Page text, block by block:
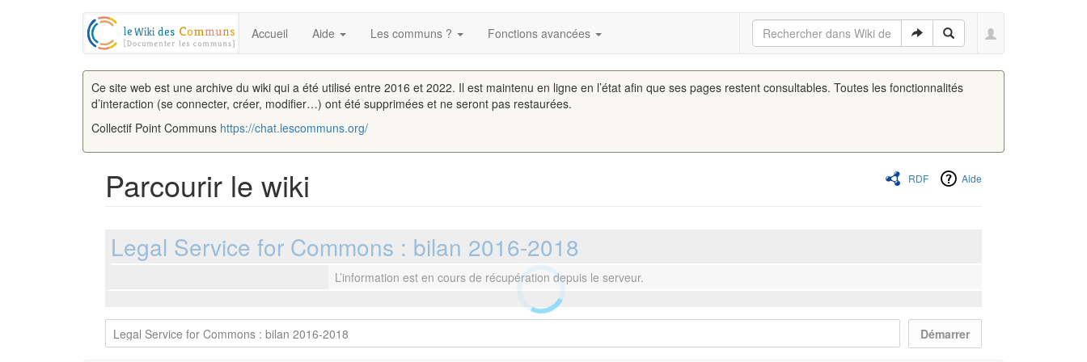
Accueil Aide Les communs ? Fonctions avancées
Ce site web est une archive du wiki qui a été utilisé entre 2016 et 2022. Il est maintenu en ligne en l’état afin que ses pages restent consultables. Toutes les fonctionnalités
d’interaction (se connecter, créer, modifier…) ont été supprimées et ne seront pas restaurées.
Collectif Point Communs https://chat.lescommuns.org/
RDF Aide
Parcourir le wiki
Legal Service for Commons : bilan 2016-2018
L’information est en cours de récupération depuis le serveur.